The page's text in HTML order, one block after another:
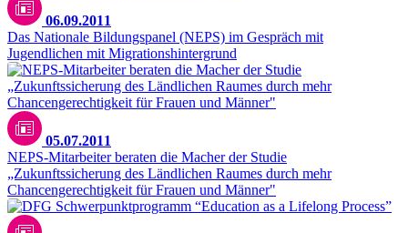
06.09.2011
Das Nationale Bildungspanel (NEPS) im Gespräch mit
Jugendlichen mit Migrationshintergrund
05.07.2011
NEPS-Mitarbeiter beraten die Macher der Studie
„Zukunftssicherung des Ländlichen Raumes durch mehr
Chancengerechtigkeit für Frauen und Männer"